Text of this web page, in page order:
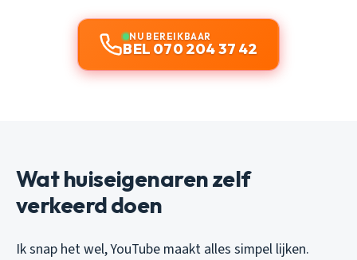
NU BEREIKBAAR
BEL 070 204 37 42
Wat huiseigenaren zelf
verkeerd doen
Ik snap het wel, YouTube maakt alles simpel lijken.